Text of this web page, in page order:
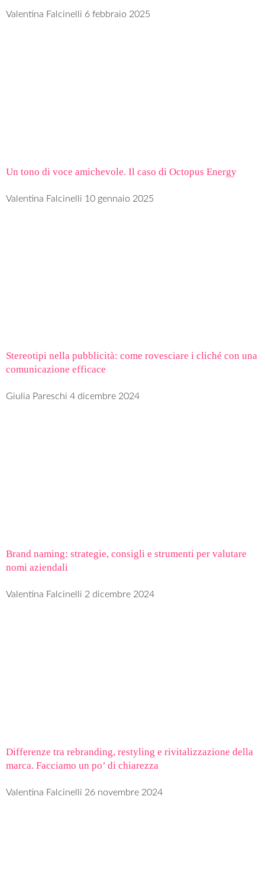
Valentina Falcinelli 6 febbraio 2025
Un tono di voce amichevole. Il caso di Octopus Energy
Valentina Falcinelli 10 gennaio 2025
Stereotipi nella pubblicità: come rovesciare i cliché con una
comunicazione efficace
Giulia Pareschi 4 dicembre 2024
Brand naming: strategie, consigli e strumenti per valutare
nomi aziendali
Valentina Falcinelli 2 dicembre 2024
Differenze tra rebranding, restyling e rivitalizzazione della
marca. Facciamo un po’ di chiarezza
Valentina Falcinelli 26 novembre 2024